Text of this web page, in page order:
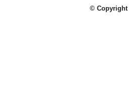
© Copyright